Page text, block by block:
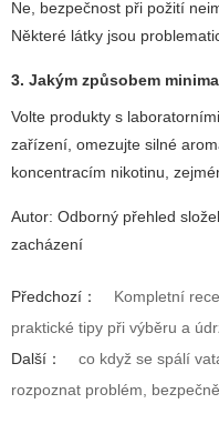
Ne, bezpečnost při požití
Některé látky jsou
3. Jakým způsobem
Volte produkty s
zařízení, omezujte silné
koncentracím nikotinu,
Autor: Odborný přehled
zacházení
Předchozí：
Kompletní
praktické tipy při výběru a
Další：
co když se spálí
rozpoznat problém,